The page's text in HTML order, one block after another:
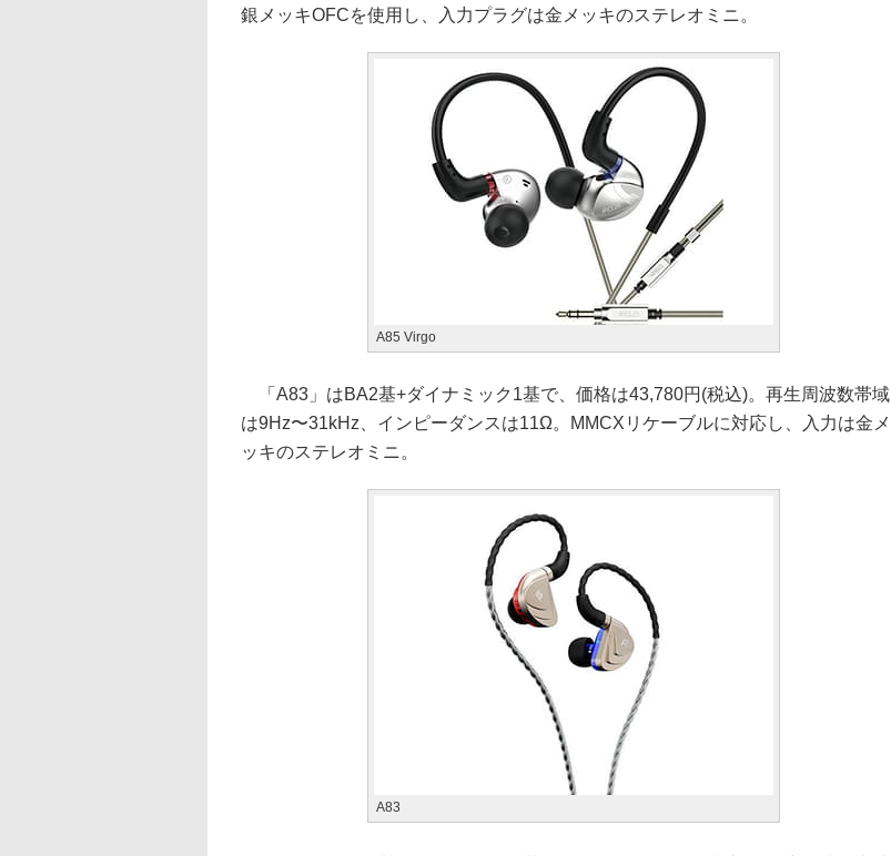
銀メッキOFCを使用し、入力プラグは金メッキのステレオミニ。
A85 Virgo
「A83」はBA2基+ダイナミック1基で、価格は43,780円(税込)。再生周波数帯域
は9Hz〜31kHz、インピーダンスは11Ω。MMCXリケーブルに対応し、入力は金メ
ッキのステレオミニ。
A83